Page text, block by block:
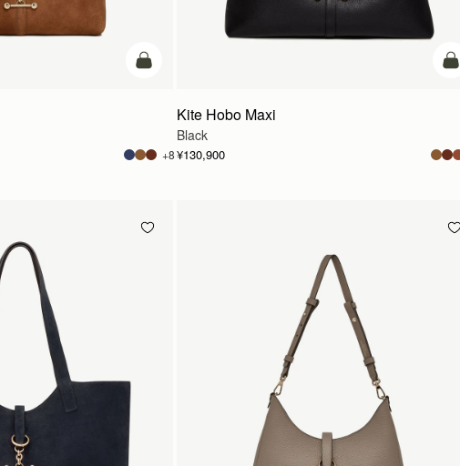
カートに追加
+8
Kite Hobo Maxi
Black
¥130,900